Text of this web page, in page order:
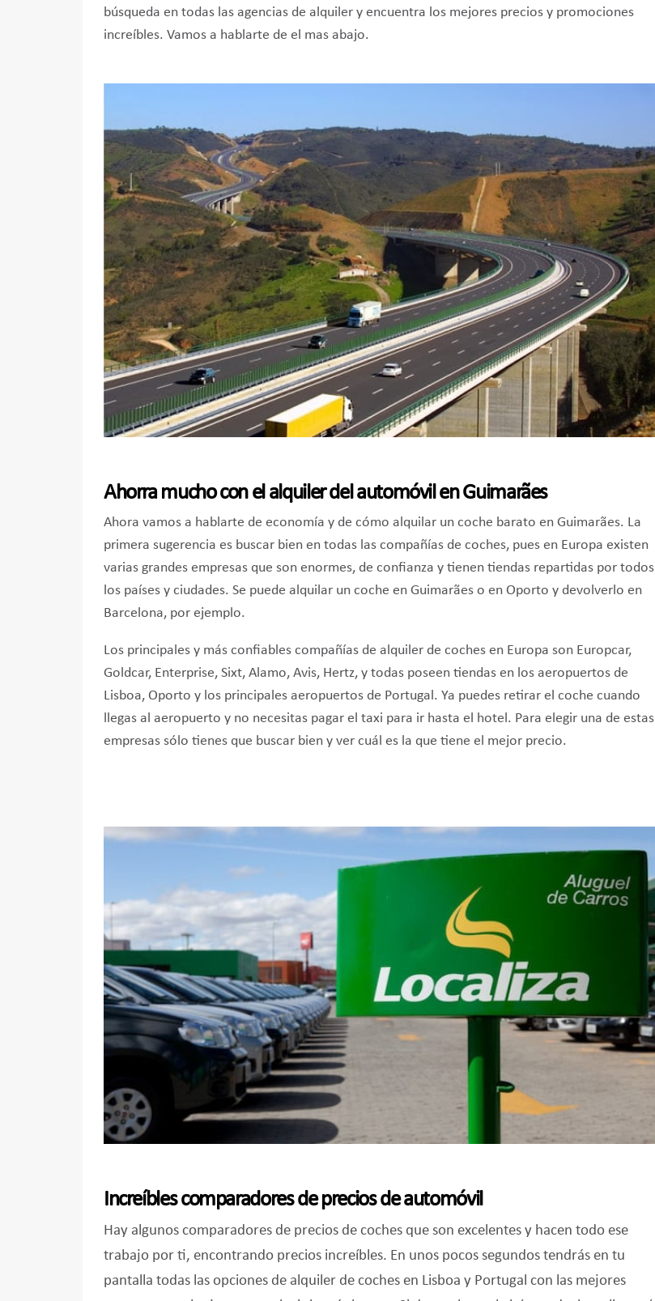
búsqueda en todas las agencias de alquiler y encuentra los mejores precios y promociones
increíbles. Vamos a hablarte de el mas abajo.
Ahorra mucho con el alquiler del automóvil en Guimarães
Ahora vamos a hablarte de economía y de cómo alquilar un coche barato en Guimarães. La
primera sugerencia es buscar bien en todas las compañías de coches, pues en Europa existen
varias grandes empresas que son enormes, de confianza y tienen tiendas repartidas por todos
los países y ciudades. Se puede alquilar un coche en Guimarães o en Oporto y devolverlo en
Barcelona, ​​por ejemplo.
Los principales y más confiables compañías de alquiler de coches en Europa son Europcar,
Goldcar, Enterprise, Sixt, Alamo, Avis, Hertz, y todas poseen tiendas en los aeropuertos de
Lisboa, Oporto y los principales aeropuertos de Portugal. Ya puedes retirar el coche cuando
llegas al aeropuerto y no necesitas pagar el taxi para ir hasta el hotel. Para elegir una de estas
empresas sólo tienes que buscar bien y ver cuál es la que tiene el mejor precio.
Increíbles comparadores de precios de automóvil
Hay algunos comparadores de precios de coches que son excelentes y hacen todo ese
trabajo por ti, encontrando precios increíbles. En unos pocos segundos tendrás en tu
pantalla todas las opciones de alquiler de coches en Lisboa y Portugal con las mejores